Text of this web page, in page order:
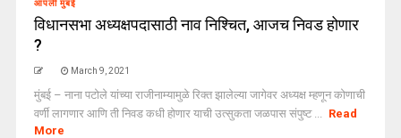
आपली मुंबई
विधानसभा अध्यक्षपदासाठी नाव निश्चित, आजच निवड होणार
?
March 9, 2021
मुंबई – नाना पटोले यांच्या राजीनाम्यामुळे रिक्त झालेल्या जागेवर अध्यक्ष म्हणून कोणाची
वर्णी लागणार आणि ती निवड कधी होणार याची उत्सुकता जळपास संपुष्ट ... Read
More